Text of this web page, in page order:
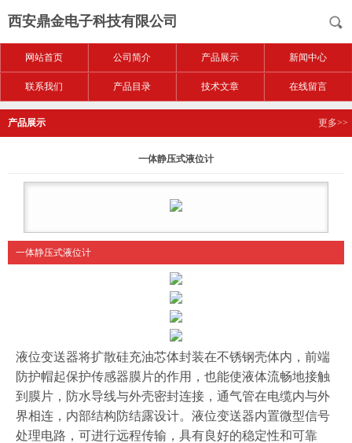
西安鼎金电子科技有限公司
网站首页 公司简介 产品展示 新闻中心
联系我们 产品目录 技术文章 在线留言
产品展示 更多>>
一体静压式液位计
一体静压式液位计
液位变送器将扩散硅充油芯体封装在不锈钢壳体内，前端
防护帽起保护传感器膜片的作用，也能使液体流畅地接触
到膜片，防水导线与外壳密封连接，通气管在电缆内与外
界相连，内部结构防结露设计。液位变送器内置微型信号
处理电路，可进行远程传输，具有良好的稳定性和可靠